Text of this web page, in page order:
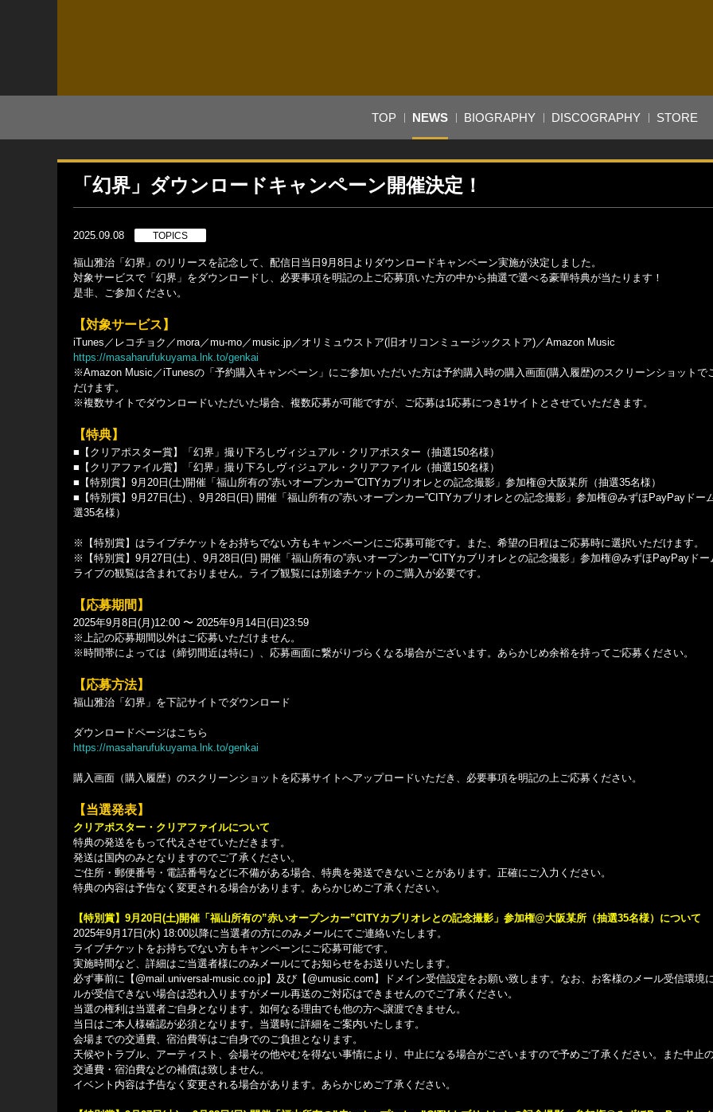
TOP NEWS BIOGRAPHY DISCOGRAPHY STORE
「幻界」ダウンロードキャンペーン開催決定！
2025.09.08 TOPICS
福山雅治「幻界」のリリースを記念して、配信日当日9月8日よりダウンロードキャンペーン実施が決定しました。
対象サービスで「幻界」をダウンロードし、必要事項を明記の上ご応募頂いた方の中から抽選で選べる豪華特典が当たります！
是非、ご参加ください。
【対象サービス】
iTunes／レコチョク／mora／mu-mo／music.jp／オリミュウストア(旧オリコンミュージックストア)／Amazon Music
https://masaharufukuyama.lnk.to/genkai
※Amazon Music／iTunesの「予約購入キャンペーン」にご参加いただいた方は予約購入時の購入画面(購入履歴)のスクリーンショットで
だけます。
※複数サイトでダウンロードいただいた場合、複数応募が可能ですが、ご応募は1応募につき1サイトとさせていただきます。
【特典】
■【クリアポスター賞】「幻界」撮り下ろしヴィジュアル・クリアポスター（抽選150名様）
■【クリアファイル賞】「幻界」撮り下ろしヴィジュアル・クリアファイル（抽選150名様）
■【特別賞】9月20日(土)開催「福山所有の”赤いオープンカー”CITYカブリオレとの記念撮影」参加権@大阪某所（抽選35名様）
■【特別賞】9⽉27⽇(⼟) 、9⽉28⽇(⽇) 開催「福山所有の”赤いオープンカー”CITYカブリオレとの記念撮影」参加権@みずほPayPayドー
選35名様）
※【特別賞】はライブチケットをお持ちでない⽅もキャンペーンにご応募可能です。また、希望の日程はご応募時に選択いただけます。
※【特別賞】9⽉27⽇(⼟) 、9⽉28⽇(⽇) 開催「福山所有の”赤いオープンカー”CITYカブリオレとの記念撮影」参加権@みずほPayPayドー
ライブの観覧は含まれておりません。ライブ観覧には別途チケットのご購⼊が必要です。
【応募期間】
2025年9⽉8⽇(⽉)12:00 〜 2025年9⽉14⽇(⽇)23:59
※上記の応募期間以外はご応募いただけません。
※時間帯によっては（締切間近は特に）、応募画面に繋がりづらくなる場合がございます。あらかじめ余裕を持ってご応募ください。
【応募方法】
福山雅治「幻界」を下記サイトでダウンロード
ダウンロードページはこちら
https://masaharufukuyama.lnk.to/genkai
購入画面（購入履歴）のスクリーンショットを応募サイトへアップロードいただき、必要事項を明記の上ご応募ください。
【当選発表】
クリアポスター・クリアファイルについて
特典の発送をもって代えさせていただきます。
発送は国内のみとなりますのでご了承ください。
ご住所・郵便番号・電話番号などに不備がある場合、特典を発送できないことがあります。正確にご入力ください。
特典の内容は予告なく変更される場合があります。あらかじめご了承ください。
【特別賞】9月20日(土)開催「福山所有の”赤いオープンカー”CITYカブリオレとの記念撮影」参加権@大阪某所（抽選35名様）について
2025年9⽉17⽇(⽔) 18:00以降に当選者の方にのみメールにてご連絡いたします。
ライブチケットをお持ちでない方もキャンペーンにご応募可能です。
実施時間など、詳細はご当選者様にのみメールにてお知らせをお送りいたします。
必ず事前に【@mail.universal-music.co.jp】及び【@umusic.com】ドメイン受信設定をお願い致します。なお、お客様のメール受信環境
ルが受信できない場合は恐れ入りますがメール再送のご対応はできませんのでご了承ください。
当選の権利は当選者ご自身となります。如何なる理由でも他の方へ譲渡できません。
当日はご本人様確認が必須となります。当選時に詳細をご案内いたします。
会場までの交通費、宿泊費等はご自身でのご負担となります。
天候やトラブル、アーティスト、会場その他やむを得ない事情により、中止になる場合がございますので予めご了承ください。また中止の
交通費・宿泊費などの補償は致しません。
イベント内容は予告なく変更される場合があります。あらかじめご了承ください。